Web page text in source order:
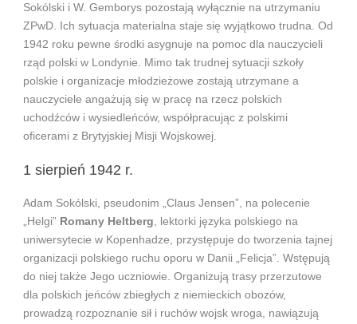
Sokólski i W. Gemborys pozostają wyłącznie na utrzymaniu
ZPwD. Ich sytuacja materialna staje się wyjątkowo trudna. Od
1942 roku pewne środki asygnuje na pomoc dla nauczycieli
rząd polski w Londynie. Mimo tak trudnej sytuacji szkoły
polskie i organizacje młodzieżowe zostają utrzymane a
nauczyciele angażują się w pracę na rzecz polskich
uchodźców i wysiedleńców, współpracując z polskimi
oficerami z Brytyjskiej Misji Wojskowej.
1 sierpień 1942 r.
Adam Sokólski, pseudonim „Claus Jensen”, na polecenie
„Helgi” Romany Heltberg , lektorki języka polskiego na
uniwersytecie w Kopenhadze, przystępuje do tworzenia tajnej
organizacji polskiego ruchu oporu w Danii „Felicja”. Wstępują
do niej także Jego uczniowie. Organizują trasy przerzutowe
dla polskich jeńców zbiegłych z niemieckich obozów,
prowadzą rozpoznanie sił i ruchów wojsk wroga, nawiązują